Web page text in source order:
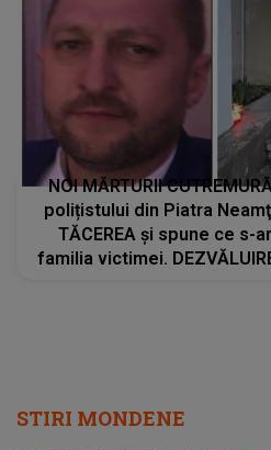
NOI MĂRTURII
polițistului din Piatra
TĂCEREA şi spune ce s-
familia victimei.
STIRI MONDENE